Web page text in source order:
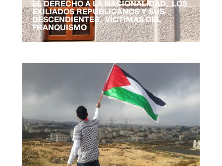
EL DERECHO A LA NACIONALIDAD. LOS
EXILIADOS REPUBLICANOS Y SUS
DESCENDIENTES, VÍCTIMAS DEL
FRANQUISMO